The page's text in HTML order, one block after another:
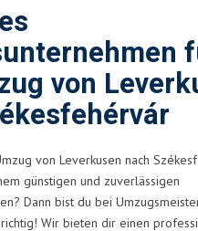
von
von Leverkusen nach
günstigen und zuverlässigen
Dann bist du bei
Wir bieten dir einen